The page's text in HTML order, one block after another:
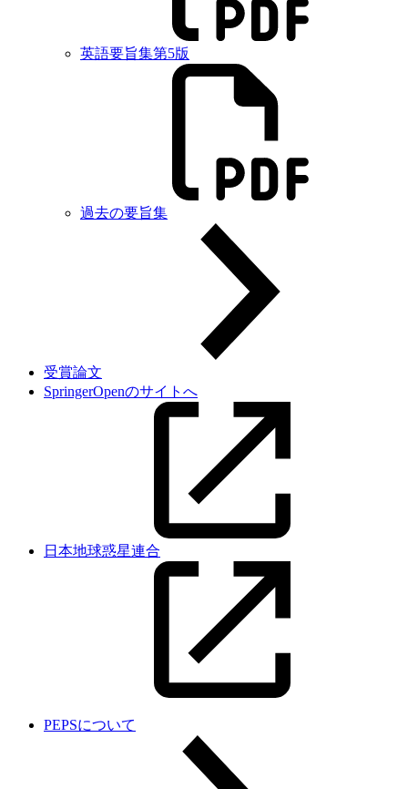
英語要旨集第5版
過去の要旨集
受賞論文
SpringerOpenのサイトへ
日本地球惑星連合
PEPSについて